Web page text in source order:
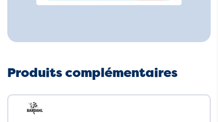
Produits complémentaires
Neuf